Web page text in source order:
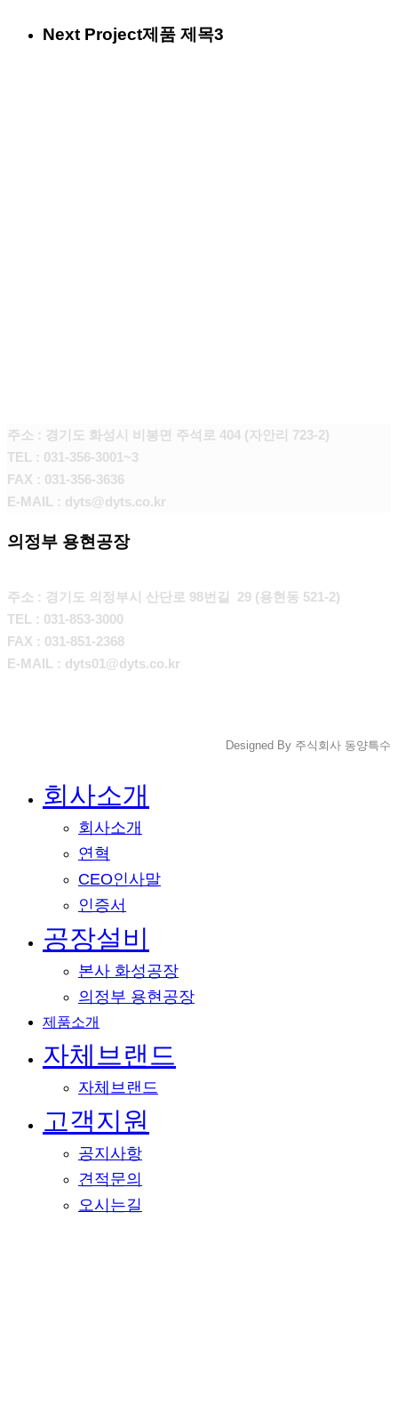
Next Project제품 제목3
주소 : 경기도 화성시 비봉면 주석로 404 (자안리 723-2)
TEL : 031-356-3001~3
FAX : 031-356-3636
E-MAIL : dyts@dyts.co.kr
의정부 용현공장
주소 : 경기도 의정부시 산단로 98번길 29 (용현동 521-2)
TEL : 031-853-3000
FAX : 031-851-2368
E-MAIL : dyts01@dyts.co.kr
Designed By 주식회사 동양특수
회사소개
회사소개
연혁
CEO인사말
인증서
공장설비
본사 화성공장
의정부 용현공장
제품소개
자체브랜드
자체브랜드
고객지원
공지사항
견적문의
오시는길